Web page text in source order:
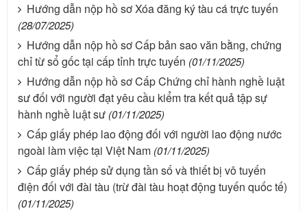
Hướng dẫn nộp hồ sơ Xóa đăng ký tàu cá trực tuyến
(28/07/2025)
Hướng dẫn nộp hồ sơ Cấp bản sao văn bằng, chứng
chỉ từ sổ gốc tại cấp tỉnh trực tuyến (01/11/2025)
Hướng dẫn nộp hồ sơ Cấp Chứng chỉ hành nghề luật
sư đối với người đạt yêu cầu kiểm tra kết quả tập sự
hành nghề luật sư (01/11/2025)
Cấp giấy phép lao động đối với người lao động nước
ngoài làm việc tại Việt Nam (01/11/2025)
Cấp giấy phép sử dụng tần số và thiết bị vô tuyến
điện đối với đài tàu (trừ đài tàu hoạt động tuyến quốc tế)
(01/11/2025)